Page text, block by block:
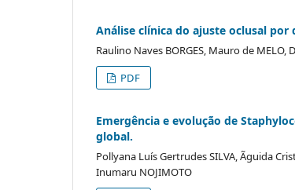
Análise clínica do ajuste oclusal
Raulino Naves BORGES, Mauro de MELO,
PDF
Emergência e evolução de
global.
Pollyana Luís Gertrudes SILVA, Ãguida
Inumaru NOJIMOTO